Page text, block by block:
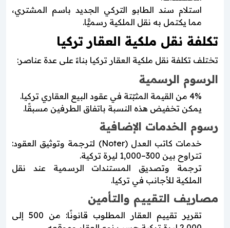
استلام سند الطابو التركي الجديد باسم المشتري،
مما يكتمل به نقل الملكية رسميًّا.
تكلفة نقل ملكية العقار تركيا
تختلف تكلفة نقل ملكية العقار تركيا بناءً على عدة عناصر:
الرسوم الرسمية
4% من القيمة المثبّتة في عقود البيع العقاري تركيا.
يمكن تخفيض هذه النسبة باتفاق الطرفين مسبقًا.
رسوم الخدمات الإضافية
خدمات كاتب العدل (Noter) لترجمة وتوثيق العقود:
تتراوح بين 300–1,000 ليرة تركية.
ترجمة وتصديق المستندات الرسمية عند نقل
الملكية للأجانب في تركيا.
مصاريف التقييم والتأمين
تقرير تقييم العقار المطلوب قانونًا: من 500 إلى